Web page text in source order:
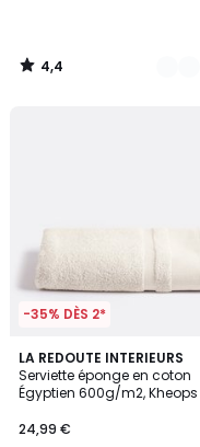
4,4
/
-35% DÈS 2*
LA REDOUTE INTERIEURS
Serviette éponge en coton
Égyptien 600g/m2, Kheops
24,99 €
4,7
/ 5
11
Couleurs